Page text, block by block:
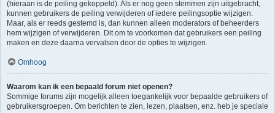
(hieraan is de peiling gekoppeld). Als er nog geen stemmen zijn uitgebracht,
kunnen gebruikers de peiling verwijderen of iedere peilingsoptie wijzigen.
Maar, als er reeds gestemd is, dan kunnen alleen moderators of beheerders
hem wijzigen of verwijderen. Dit om te voorkomen dat gebruikers een peiling
maken en deze daarna vervalsen door de opties te wijzigen.
Omhoog
Waarom kan ik een bepaald forum niet openen?
Sommige forums zijn mogelijk alleen toegankelijk voor bepaalde gebruikers of
gebruikersgroepen. Om berichten te zien, lezen, plaatsen, enz. heb je speciale